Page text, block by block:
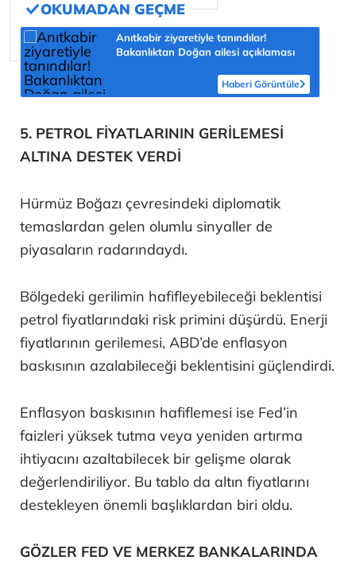
Anıtkabir ziyaretiyle tanındılar!
Bakanlıktan Doğan ailesi açıklaması
Haberi Görüntüle
5. PETROL FİYATLARININ GERİLEMESİ
ALTINA DESTEK VERDİ
Hürmüz Boğazı çevresindeki diplomatik
temaslardan gelen olumlu sinyaller de
piyasaların radarındaydı.
Bölgedeki gerilimin hafifleyebileceği beklentisi
petrol fiyatlarındaki risk primini düşürdü. Enerji
fiyatlarının gerilemesi, ABD’de enflasyon
baskısının azalabileceği beklentisini güçlendirdi.
Enflasyon baskısının hafiflemesi ise Fed’in
faizleri yüksek tutma veya yeniden artırma
ihtiyacını azaltabilecek bir gelişme olarak
değerlendiriliyor. Bu tablo da altın fiyatlarını
destekleyen önemli başlıklardan biri oldu.
GÖZLER FED VE MERKEZ BANKALARINDA